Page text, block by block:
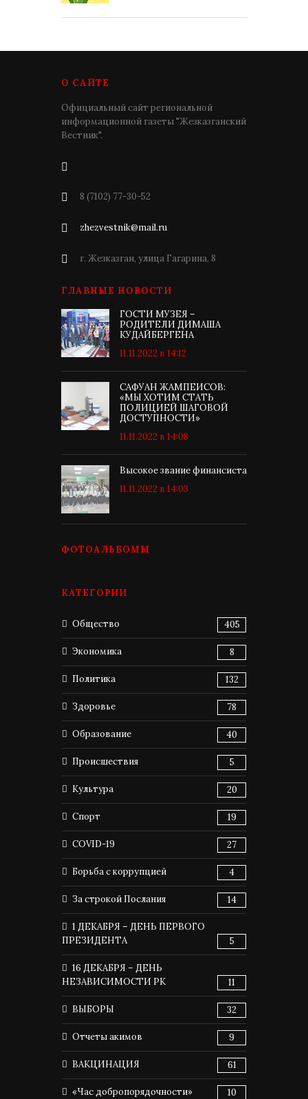
О САЙТЕ
Официальный сайт региональной
информационной газеты "Жезказганский
Вестник".
8 (7102) 77-30-52
zhezvestnik@mail.ru
г. Жезказган, улица Гагарина, 8
ГЛАВНЫЕ НОВОСТИ
ГОСТИ МУЗЕЯ –
РОДИТЕЛИ ДИМАША
КУДАЙБЕРГЕНА
11.11.2022 в 14:12
САФУАН ЖАМПЕИСОВ:
«МЫ ХОТИМ СТАТЬ
ПОЛИЦИЕЙ ШАГОВОЙ
ДОСТУПНОСТИ»
11.11.2022 в 14:08
Высокое звание финансиста
11.11.2022 в 14:03
ФОТОАЛЬБОМЫ
КАТЕГОРИИ
Общество 405
Экономика 8
Политика 132
Здоровье 78
Образование 40
Происшествия 5
Культура 20
Спорт 19
COVID-19 27
Борьба с коррупцией 4
За строкой Послания 14
1 ДЕКАБРЯ – ДЕНЬ ПЕРВОГО
ПРЕЗИДЕНТА
5
16 ДЕКАБРЯ – ДЕНЬ
НЕЗАВИСИМОСТИ РК
11
ВЫБОРЫ 32
Отчеты акимов 9
ВАКЦИНАЦИЯ 61
«Час добропорядочности» 10